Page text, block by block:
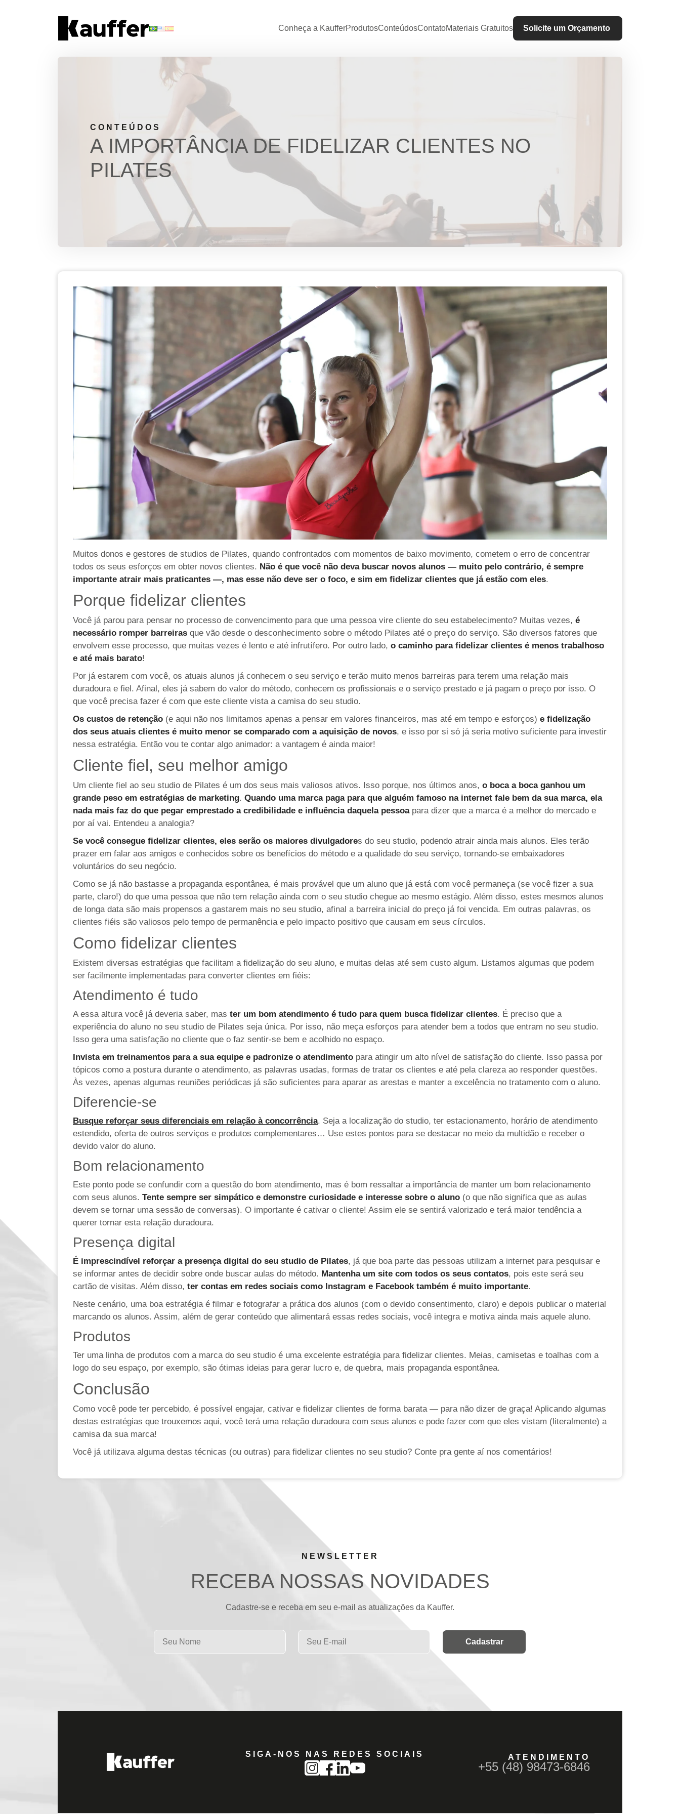
Produtos
Contato
Materiais Gratuitos
Solicite um Orçamento
Conheça a KaufferProdutosConteúdosContatoMateriais Gratuitos Solicite um Orçamento
CONTEÚDOS
A IMPORTÂNCIA DE FIDELIZAR CLIENTES NO
PILATES
Muitos donos e gestores de studios de Pilates, quando confrontados com momentos de baixo movimento, cometem o erro de concentrar
todos os seus esforços em obter novos clientes. Não é que você não deva buscar novos alunos — muito pelo contrário, é sempre
importante atrair mais praticantes —, mas esse não deve ser o foco, e sim em fidelizar clientes que já estão com eles.
Porque fidelizar clientes
Você já parou para pensar no processo de convencimento para que uma pessoa vire cliente do seu estabelecimento? Muitas vezes, é
necessário romper barreiras que vão desde o desconhecimento sobre o método Pilates até o preço do serviço. São diversos fatores que
envolvem esse processo, que muitas vezes é lento e até infrutífero. Por outro lado, o caminho para fidelizar clientes é menos trabalhoso
e até mais barato!
Por já estarem com você, os atuais alunos já conhecem o seu serviço e terão muito menos barreiras para terem uma relação mais
duradoura e fiel. Afinal, eles já sabem do valor do método, conhecem os profissionais e o serviço prestado e já pagam o preço por isso. O
que você precisa fazer é com que este cliente vista a camisa do seu studio.
Os custos de retenção (e aqui não nos limitamos apenas a pensar em valores financeiros, mas até em tempo e esforços) e fidelização
dos seus atuais clientes é muito menor se comparado com a aquisição de novos, e isso por si só já seria motivo suficiente para investir
nessa estratégia. Então vou te contar algo animador: a vantagem é ainda maior!
Cliente fiel, seu melhor amigo
Um cliente fiel ao seu studio de Pilates é um dos seus mais valiosos ativos. Isso porque, nos últimos anos, o boca a boca ganhou um
grande peso em estratégias de marketing. Quando uma marca paga para que alguém famoso na internet fale bem da sua marca, ela
nada mais faz do que pegar emprestado a credibilidade e influência daquela pessoapara dizer que a marca é a melhor do mercado e
por aí vai. Entendeu a analogia?
Se você consegue fidelizar clientes, eles serão os maiores divulgadores do seu studio, podendo atrair ainda mais alunos. Eles terão
prazer em falar aos amigos e conhecidos sobre os benefícios do método e a qualidade do seu serviço, tornando-se embaixadores
voluntários do seu negócio.
Como se já não bastasse a propaganda espontânea, é mais provável que um aluno que já está com você permaneça (se você fizer a sua
parte, claro!) do que uma pessoa que não tem relação ainda com o seu studio chegue ao mesmo estágio. Além disso, estes mesmos alunos
de longa data são mais propensos a gastarem mais no seu studio, afinal a barreira inicial do preço já foi vencida. Em outras palavras, os
clientes fiéis são valiosos pelo tempo de permanência e pelo impacto positivo que causam em seus círculos.
Como fidelizar clientes
Existem diversas estratégias que facilitam a fidelização do seu aluno, e muitas delas até sem custo algum. Listamos algumas que podem
ser facilmente implementadas para converter clientes em fiéis:
Atendimento é tudo
A essa altura você já deveria saber, mas ter um bom atendimento é tudo para quem busca fidelizar clientes. É preciso que a
experiência do aluno no seu studio de Pilates seja única. Por isso, não meça esforços para atender bem a todos que entram no seu studio.
Isso gera uma satisfação no cliente que o faz sentir-se bem e acolhido no espaço.
Invista em treinamentos para a sua equipe e padronize o atendimento para atingir um alto nível de satisfação do cliente. Isso passa por
tópicos como a postura durante o atendimento, as palavras usadas, formas de tratar os clientes e até pela clareza ao responder questões.
Às vezes, apenas algumas reuniões periódicas já são suficientes para aparar as arestas e manter a excelência no tratamento com o aluno.
Diferencie-se
Busque reforçar seus diferenciais em relação à concorrência. Seja a localização do studio, ter estacionamento, horário de atendimento
estendido, oferta de outros serviços e produtos complementares… Use estes pontos para se destacar no meio da multidão e receber o
devido valor do aluno.
Bom relacionamento
Este ponto pode se confundir com a questão do bom atendimento, mas é bom ressaltar a importância de manter um bom relacionamento
com seus alunos. Tente sempre ser simpático e demonstre curiosidade e interesse sobre o aluno (o que não significa que as aulas
devem se tornar uma sessão de conversas). O importante é cativar o cliente! Assim ele se sentirá valorizado e terá maior tendência a
querer tornar esta relação duradoura.
Presença digital
É imprescindível reforçar a presença digital do seu studio de Pilates, já que boa parte das pessoas utilizam a internet para pesquisar e
se informar antes de decidir sobre onde buscar aulas do método. Mantenha um site com todos os seus contatos, pois este será seu
cartão de visitas. Além disso, ter contas em redes sociais como Instagram e Facebook também é muito importante.
Neste cenário, uma boa estratégia é filmar e fotografar a prática dos alunos (com o devido consentimento, claro) e depois publicar o material
marcando os alunos. Assim, além de gerar conteúdo que alimentará essas redes sociais, você integra e motiva ainda mais aquele aluno.
Produtos
Ter uma linha de produtos com a marca do seu studio é uma excelente estratégia para fidelizar clientes. Meias, camisetas e toalhas com a
logo do seu espaço, por exemplo, são ótimas ideias para gerar lucro e, de quebra, mais propaganda espontânea.
Conclusão
Como você pode ter percebido, é possível engajar, cativar e fidelizar clientes de forma barata — para não dizer de graça! Aplicando algumas
destas estratégias que trouxemos aqui, você terá uma relação duradoura com seus alunos e pode fazer com que eles vistam (literalmente) a
camisa da sua marca!
Você já utilizava alguma destas técnicas (ou outras) para fidelizar clientes no seu studio? Conte pra gente aí nos comentários!
NEWSLETTER
RECEBA NOSSAS NOVIDADES
Cadastre-se e receba em seu e-mail as atualizações da Kauffer.
SIGA-NOS NAS REDES SOCIAIS ATENDIMENTO
+55 (48) 98473-6846